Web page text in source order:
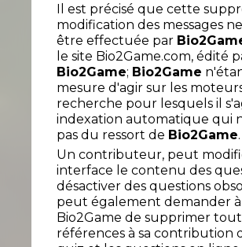
Il est précisé que cette
modification des messages
être effectuée par
le site Bio2Game.com, édité
Bio2Game; Bio2Game
mesure d'agir sur les
recherche pour lesquels il
indexation automatique qui
pas du ressort de Bio2Game.
Un contributeur, peut
interface le contenu des
désactiver des questions
peut également demander à
Bio2Game de supprimer
références à sa contribution